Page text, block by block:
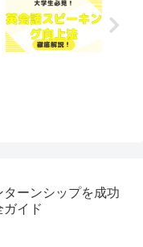
ーンシップを成功
ガイド